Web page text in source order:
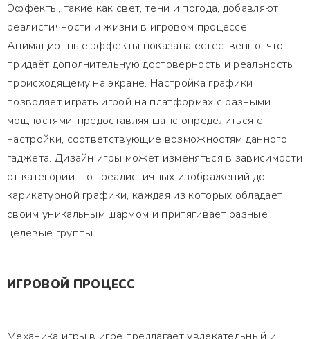
Эффекты, такие как свет, тени и погода, добавляют
реалистичности и жизни в игровом процессе.
Анимационные эффекты показана естественно, что
придаёт дополнительную достоверность и реальность
происходящему на экране. Настройка графики
позволяет играть игрой на платформах с разными
мощностями, предоставляя шанс определиться с
настройки, соответствующие возможностям данного
гаджета. Дизайн игры может изменяться в зависимости
от категории – от реалистичных изображений до
карикатурной графики, каждая из которых обладает
своим уникальным шармом и притягивает разные
целевые группы.
ИГРОВОЙ ПРОЦЕСС